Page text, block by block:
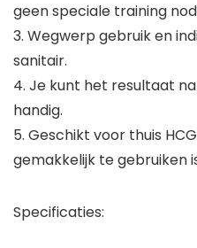
geen speciale training
3. Wegwerp gebruik en
sanitair.
4. Je kunt het resultaat
handig.
5. Geschikt voor thuis
gemakkelijk te gebruiken
Specificaties: